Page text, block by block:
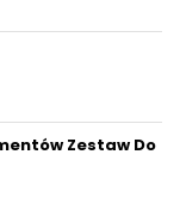
Zestaw Do